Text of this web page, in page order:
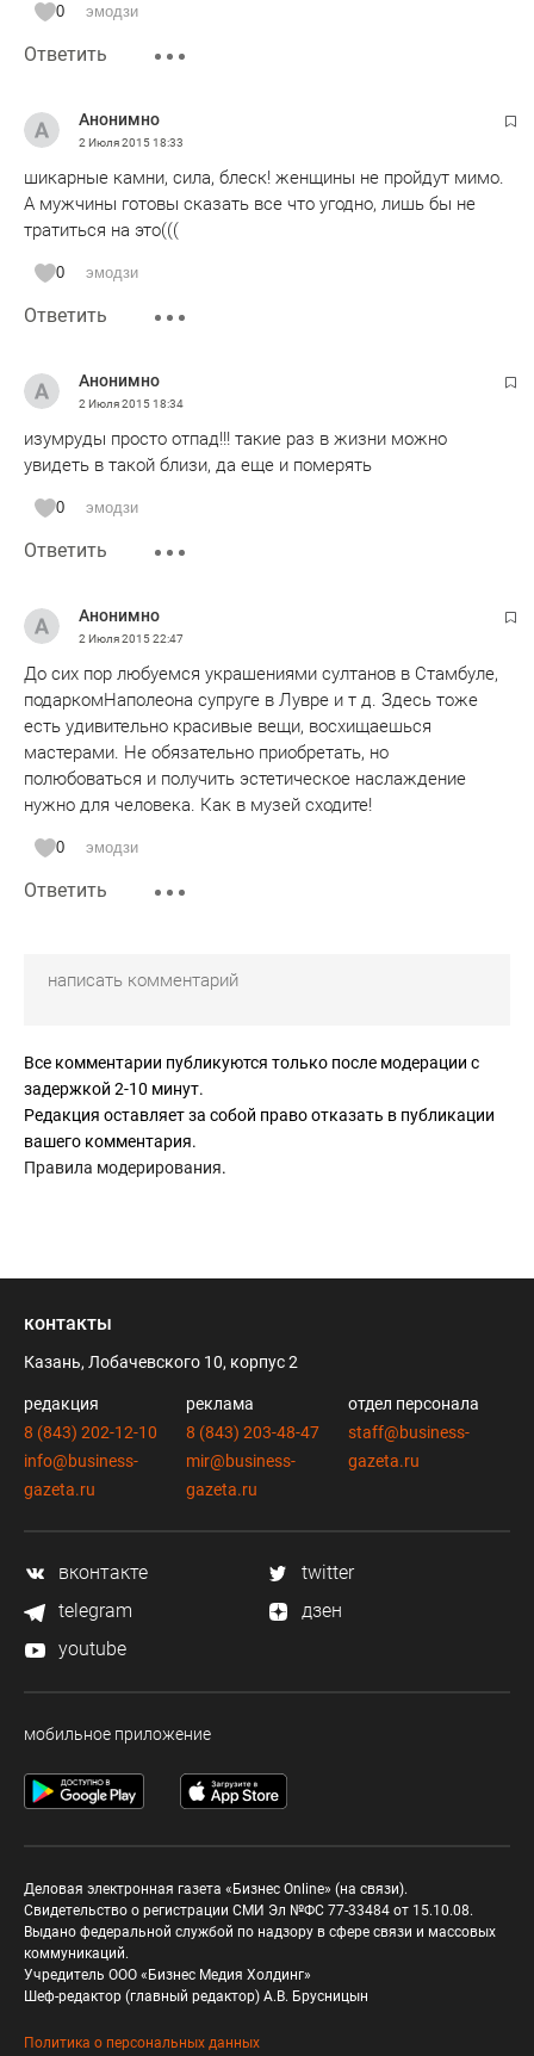
0 эмодзи
Ответить
Анонимно
2 Июля 201518:33
шикарные камни, сила, блеск! женщины не пройдут мимо.
А мужчины готовы сказать все что угодно, лишь бы не
тратиться на это(((
0 эмодзи
Ответить
Анонимно
2 Июля 201518:34
изумруды просто отпад!!! такие раз в жизни можно
увидеть в такой близи, да еще и померять
0 эмодзи
Ответить
Анонимно
2 Июля 201522:47
До сих пор любуемся украшениями султанов в Стамбуле,
подаркомНаполеона супруге в Лувре и т д. Здесь тоже
есть удивительно красивые вещи, восхищаешься
мастерами. Не обязательно приобретать, но
полюбоваться и получить эстетическое наслаждение
нужно для человека. Как в музей сходите!
0 эмодзи
Ответить
Все комментарии публикуются только после модерации с
задержкой 2-10 минут.
Редакция оставляет за собой право отказать в публикации
вашего комментария.
Правила модерирования.
контакты
Казань, Лобачевского 10, корпус 2
редакция
8 (843) 202-12-10
info@business-
gazeta.ru
реклама
8 (843) 203-48-47
mir@business-
gazeta.ru
отдел персонала
staff@business-
gazeta.ru
вконтакте
twitter
telegram
дзен
youtube
мобильное приложение
Деловая электронная газета «Бизнес Online» (на связи).
Свидетельство о регистрации СМИ Эл №ФС 77-33484 от 15.10.08.
Выдано федеральной службой по надзору в сфере связи и массовых
коммуникаций.
Учредитель ООО «Бизнес Медия Холдинг»
Шеф-редактор (главный редактор) А.В. Брусницын
Политика о персональных данных